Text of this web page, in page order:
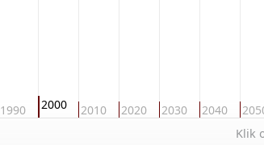
1990 2000 2010 2020 2030 2040
Klik